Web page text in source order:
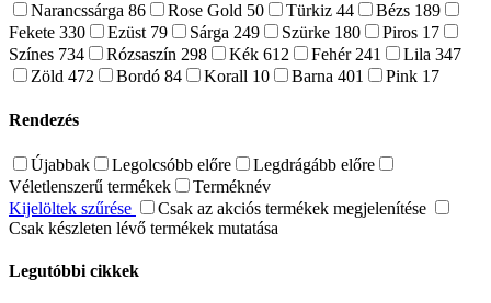
Narancssárga 86 Rose Gold 50 Türkiz 44 Bézs 189
Fekete 330 Ezüst 79 Sárga 249 Szürke 180 Piros 17
Színes 734 Rózsaszín 298 Kék 612 Fehér241 Lila 347
Zöld 472 Bordó 84 Korall 10 Barna 401 Pink 17
Rendezés
Újabbak Legolcsóbb előre
Legdrágább előre
Véletlenszerű termékek
Terméknév
Kijelöltek szűrése
Csak az akciós termékek megjelenítése
Csak készleten lévő termékek mutatása
Legutóbbi cikkek